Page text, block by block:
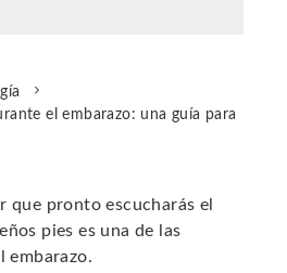
el embarazo: una guía para
que pronto escucharás el
pies es una de las
embarazo.